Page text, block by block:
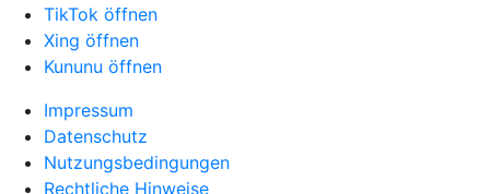
TikTok öffnen
Xing öffnen
Kununu öffnen
Impressum
Datenschutz
Nutzungsbedingungen
Rechtliche Hinweise